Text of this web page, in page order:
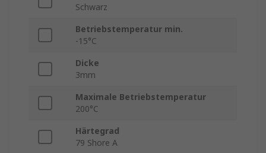
Schwarz
Betriebstemperatur min.
-15°C
Dicke
3mm
Maximale Betriebstemperatur
200°C
Härtegrad
79 Shore A